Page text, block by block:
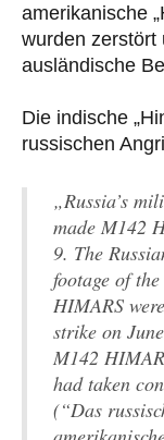
amerikanische
wurden zerstört
ausländische
Die indische
russischen
„Russia’s
made M142
9. The
footage of
HIMARS
strike on
M142
had taken
(“Das